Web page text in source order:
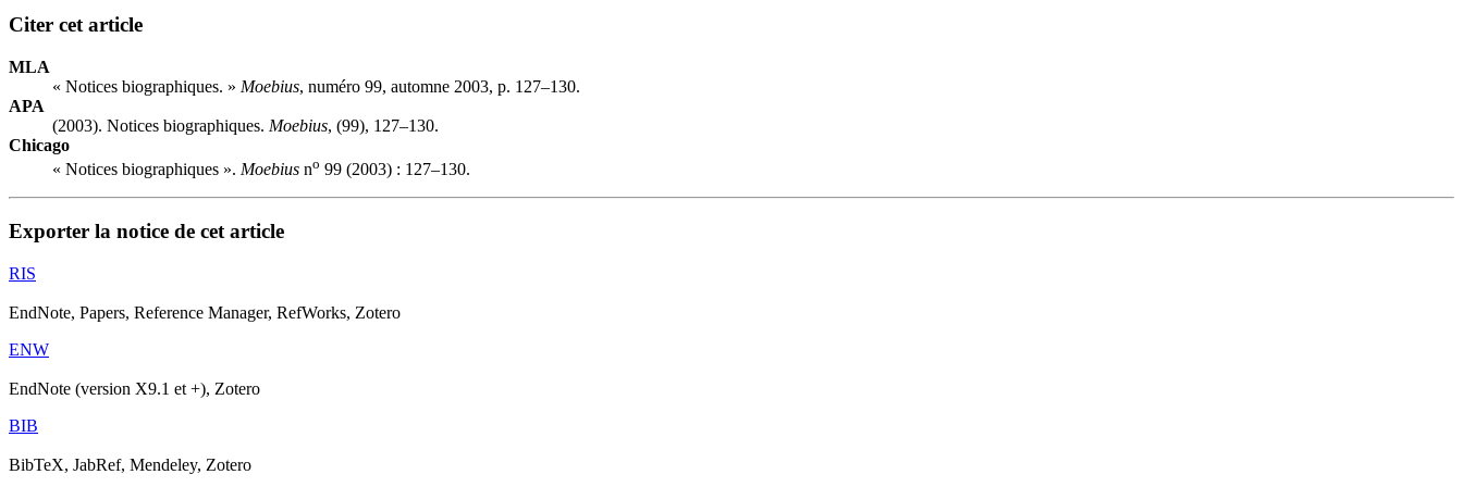
Citer cet article
MLA
« Notices biographiques. » Moebius, numéro 99, automne 2003, p. 127–130.
APA
(2003). Notices biographiques. Moebius, (99), 127–130.
Chicago
« Notices biographiques ». Moebius no 99 (2003) : 127–130.
Exporter la notice de cet article
RIS
EndNote, Papers, Reference Manager, RefWorks, Zotero
ENW
EndNote (version X9.1 et +), Zotero
BIB
BibTeX, JabRef, Mendeley, Zotero